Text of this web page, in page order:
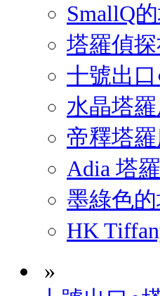
SmallQ
塔羅偵
十號出
水晶塔羅
帝釋塔
Adia 塔
墨綠色
HK
»